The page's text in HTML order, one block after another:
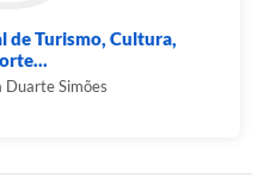
de Turismo, Cultura,
Duarte Simões